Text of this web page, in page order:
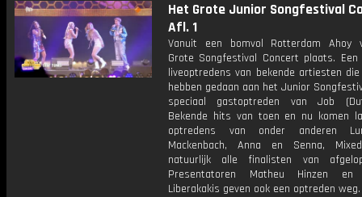
Het Grote Junior Songfestival
Afl. 1
Vanuit een bomvol Rotterdam Ahoy
Grote Songfestival Concert plaats.
liveoptredens van bekende artiesten
hebben gedaan aan het Junior
speciaal gastoptreden van Job
Bekende hits van toen en nu komen
optredens van onder anderen
Mackenbach, Anna en Senna,
natuurlijk alle finalisten van
Presentatoren Matheu Hinzen en
Liberakakis geven ook een optreden weg.